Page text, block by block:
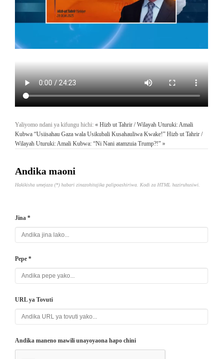
Yaliyomo ndani ya kifungu hichi: « Hizb ut Tahrir / Wilayah Uturuki: Amali
Kubwa “Usiisahau Gaza wala Usikubali Kusahauliwa Kwake!” Hizb ut Tahrir /
Wilayah Uturuki: Amali Kubwa: “Ni Nani atamzuia Trump?!” »
Andika maoni
Hakikisha umejaza (*) habari zinazohitajika palipoashiriwa. Kodi za HTML haziruhusiwi.
Jina *
Pepe *
URL ya Tovuti
Andika maneno mawili unayoyaona hapo chini